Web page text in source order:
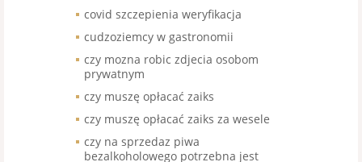
covid szczepienia weryfikacja
cudzoziemcy w gastronomii
czy mozna robic zdjecia osobom
prywatnym
czy muszę opłacać zaiks
czy muszę opłacać zaiks za wesele
czy na sprzedaz piwa
bezalkoholowego potrzebna jest